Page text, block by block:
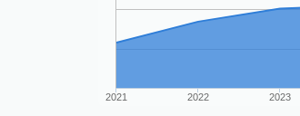
2021 2022 2023